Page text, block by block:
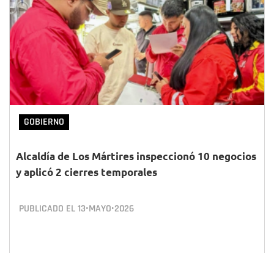
GOBIERNO
Alcaldía de Los Mártires inspeccionó 10 negocios
y aplicó 2 cierres temporales
PUBLICADO EL13•MAYO•2026